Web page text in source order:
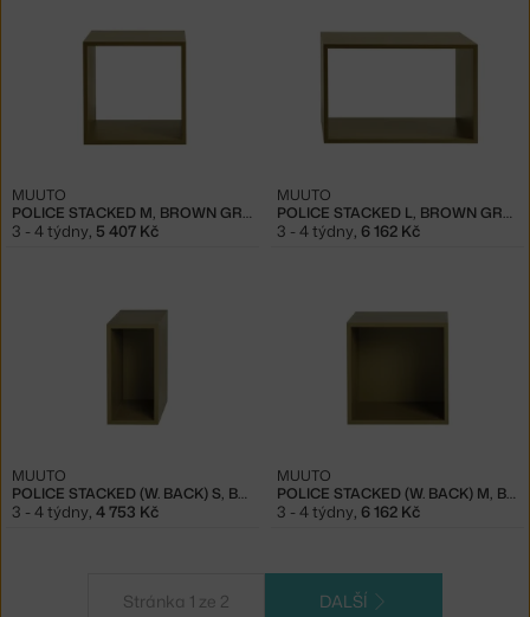
POLICE STACKED M, BROWN GREEN
MUUTO
3 - 4 týdny, 5 407 Kč
POLICE STACKED L, BROWN GREEN
MUUTO
3 - 4 týdny, 6 162 Kč
POLICE STACKED (W. BACK) S, BROWN GREEN
MUUTO
3 - 4 týdny, 4 753 Kč
POLICE STACKED (W. BACK) M, BROWN GREEN
MUUTO
3 - 4 týdny, 6 162 Kč
Stránka 1 ze 2 DALŠÍ